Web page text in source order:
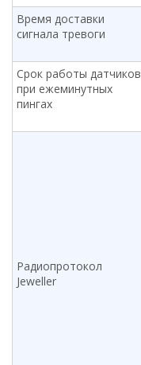
Время доставки
сигнала тревоги
Срок работы датчиков
при ежеминутных
пингах
Радиопротокол
Jeweller